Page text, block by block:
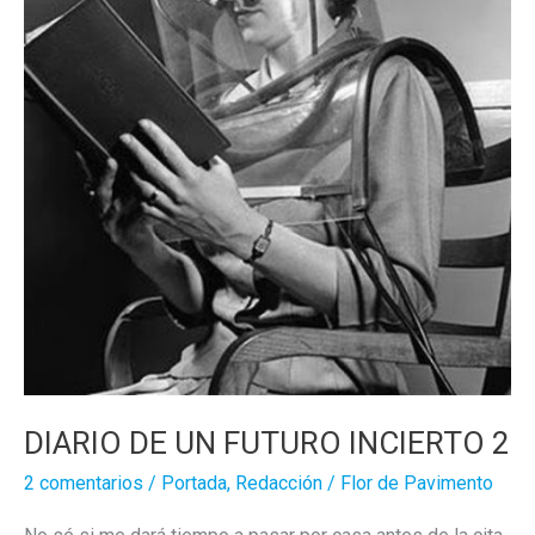
DIARIO DE UN FUTURO INCIERTO 2
2 comentarios / Portada, Redacción / Flor de Pavimento